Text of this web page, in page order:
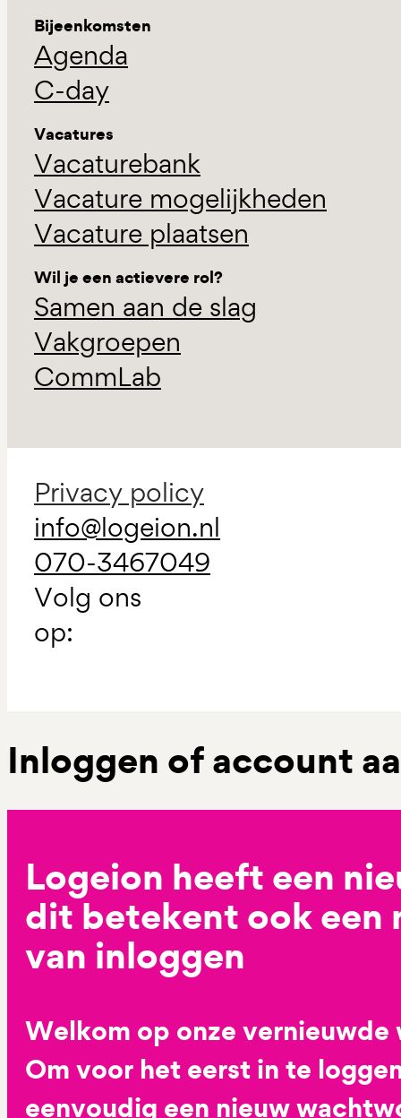
Bijeenkomsten
Agenda
C-day
Vacatures
Vacaturebank
Vacature mogelijkheden
Vacature plaatsen
Wil je een actievere rol?
Samen aan de slag
Vakgroepen
CommLab
Privacy policy
info@logeion.nl
070-3467049
Volg ons
op:
Inloggen of account
Logeion heeft een
dit betekent ook een
van inloggen
Welkom op onze vernieuwde
Om voor het eerst in te
eenvoudig een nieuw